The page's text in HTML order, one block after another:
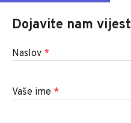
Dojavite nam vijest
Naslov *
Vaše ime *